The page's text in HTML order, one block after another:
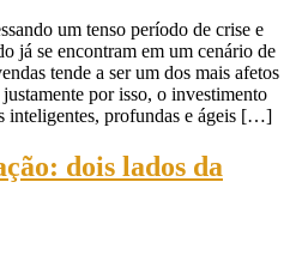
um tenso período de crise e
já se encontram em um cenário de
tende a ser um dos mais afetos
por isso, o investimento
inteligentes, profundas e ágeis […]
dois lados da